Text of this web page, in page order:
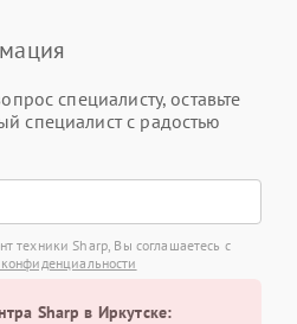
специалисту, оставьте
специалист с радостью
техники Sharp, Вы соглашаетесь с
Sharp в Иркутске: